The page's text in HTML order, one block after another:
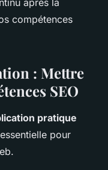
compétences
: Mettre
SEO
pratique
pour